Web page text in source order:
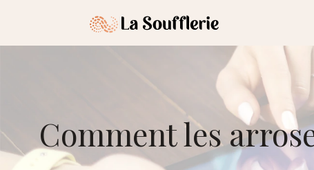
Comment les